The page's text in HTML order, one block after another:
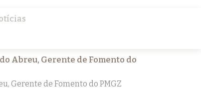
Abreu, Gerente de Fomento do
Gerente de Fomento do PMGZ